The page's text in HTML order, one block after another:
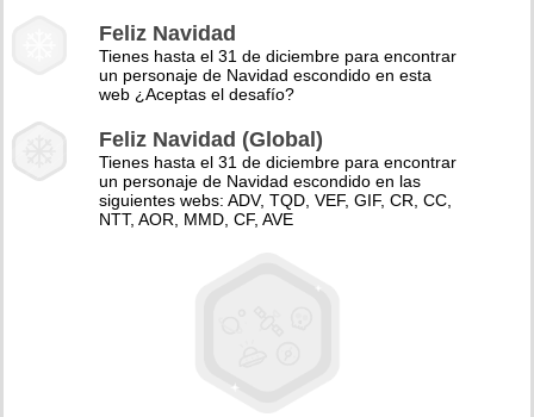
Feliz Navidad
Tienes hasta el 31 de diciembre para encontrar
un personaje de Navidad escondido en esta
web ¿Aceptas el desafío?
Feliz Navidad (Global)
Tienes hasta el 31 de diciembre para encontrar
un personaje de Navidad escondido en las
siguientes webs: ADV, TQD, VEF, GIF, CR, CC,
NTT, AOR, MMD, CF, AVE